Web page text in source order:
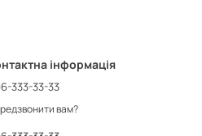
інформація
333-33-33
вам?